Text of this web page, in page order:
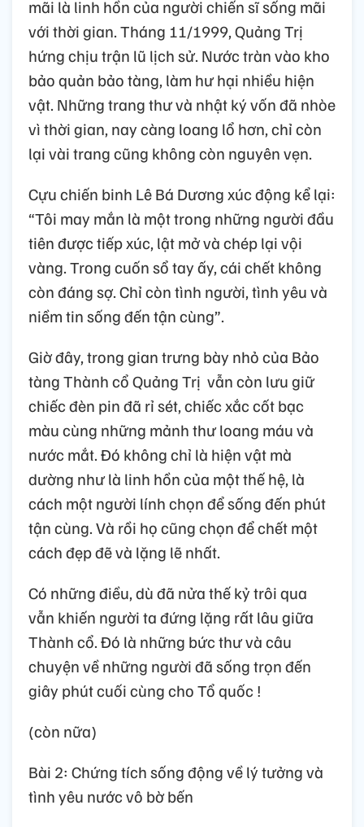
mãi là linh hồn của người chiến sĩ sống mãi
với thời gian. Tháng 11/1999, Quảng Trị
hứng chịu trận lũ lịch sử. Nước tràn vào kho
bảo quản bảo tàng, làm hư hại nhiều hiện
vật. Những trang thư và nhật ký vốn đã nhòe
vì thời gian, nay càng loang lổ hơn, chỉ còn
lại vài trang cũng không còn nguyên vẹn.
Cựu chiến binh Lê Bá Dương xúc động kể lại:
“Tôi may mắn là một trong những người đầu
tiên được tiếp xúc, lật mở và chép lại vội
vàng. Trong cuốn sổ tay ấy, cái chết không
còn đáng sợ. Chỉ còn tình người, tình yêu và
niềm tin sống đến tận cùng”.
Giờ đây, trong gian trưng bày nhỏ của Bảo
tàng Thành cổ Quảng Trị vẫn còn lưu giữ
chiếc đèn pin đã rỉ sét, chiếc xắc cốt bạc
màu cùng những mảnh thư loang máu và
nước mắt. Đó không chỉ là hiện vật mà
dường như là linh hồn của một thế hệ, là
cách một người lính chọn để sống đến phút
tận cùng. Và rồi họ cũng chọn để chết một
cách đẹp đẽ và lặng lẽ nhất.
Có những điều, dù đã nửa thế kỷ trôi qua
vẫn khiến người ta đứng lặng rất lâu giữa
Thành cổ. Đó là những bức thư và câu
chuyện về những người đã sống trọn đến
giây phút cuối cùng cho Tổ quốc !
(còn nữa)
Bài 2: Chứng tích sống động về lý tưởng và
tình yêu nước vô bờ bến